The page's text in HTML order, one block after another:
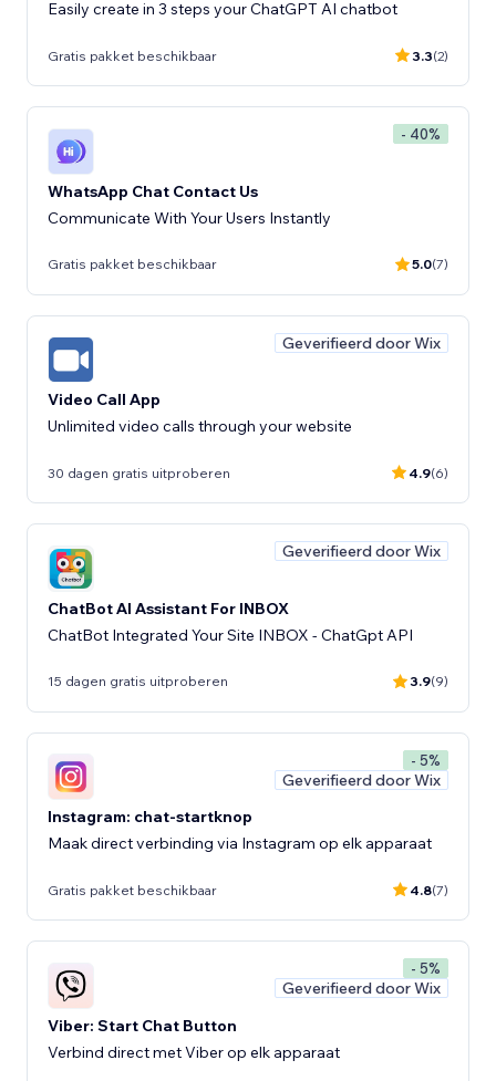
Easily create in 3 steps your ChatGPT AI chatbot
Gratis pakket beschikbaar 3.3(2)
- 40%
WhatsApp Chat Contact Us
Communicate With Your Users Instantly
Gratis pakket beschikbaar 5.0(7)
Geverifieerd door Wix
Video Call App
Unlimited video calls through your website
30 dagen gratis uitproberen 4.9(6)
Geverifieerd door Wix
ChatBot AI Assistant For INBOX
ChatBot Integrated Your Site INBOX - ChatGpt API
15 dagen gratis uitproberen 3.9(9)
- 5%
Geverifieerd door Wix
Instagram: chat-startknop
Maak direct verbinding via Instagram op elk apparaat
Gratis pakket beschikbaar 4.8(7)
- 5%
Geverifieerd door Wix
Viber: Start Chat Button
Verbind direct met Viber op elk apparaat